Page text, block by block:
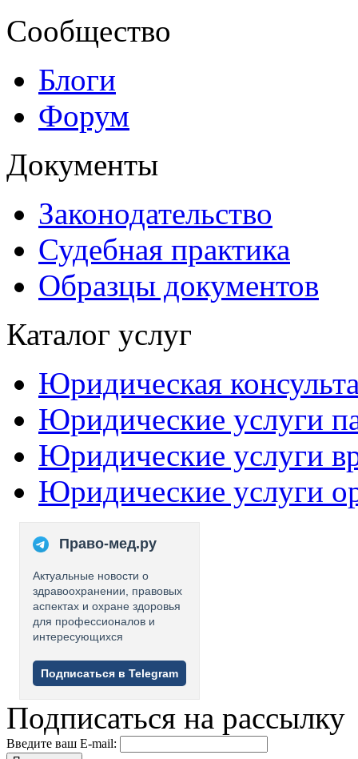
Сообщество
Блоги
Форум
Документы
Законодательство
Судебная практика
Образцы документов
Каталог услуг
Юридическая
Юридические услуги
Юридические услуги
Юридические услуги
Право-мед.ру
Актуальные новости о
здравоохранении, правовых
аспектах и охране здоровья
для профессионалов и
интересующихся
Подписаться в Telegram
Подписаться на рассылку
Введите ваш E-mail: